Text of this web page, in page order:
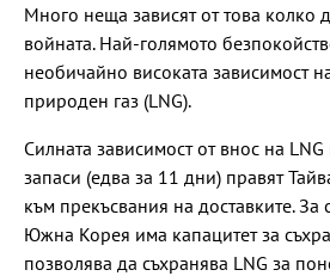
Много неща зависят от това колко
войната. Най-голямото
необичайно високата зависимост
природен газ (LNG).
Силната зависимост от внос на
запаси (едва за 11 дни) правят
към прекъсвания на доставките. За
Южна Корея има капацитет за
позволява да съхранява LNG за